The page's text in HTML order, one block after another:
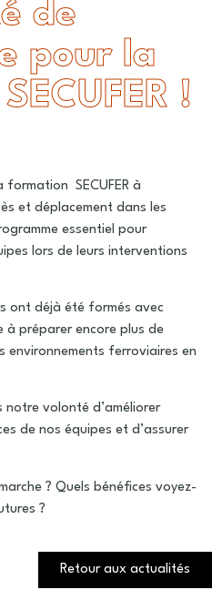
de
pour la
!
formation SECUFER à
et déplacement dans les
essentiel pour
lors de leurs interventions
ont déjà été formés avec
à préparer encore plus de
environnements ferroviaires en
notre volonté d’améliorer
de nos équipes et d’assurer
? Quels bénéfices voyez-
?
Retour aux actualités